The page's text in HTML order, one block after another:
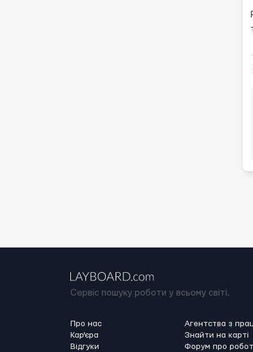
Сервіс пошуку роботи у всьому світі.
Про нас
Кар'єра
Відгуки
Агентства з
Знайти на карті
Форум про